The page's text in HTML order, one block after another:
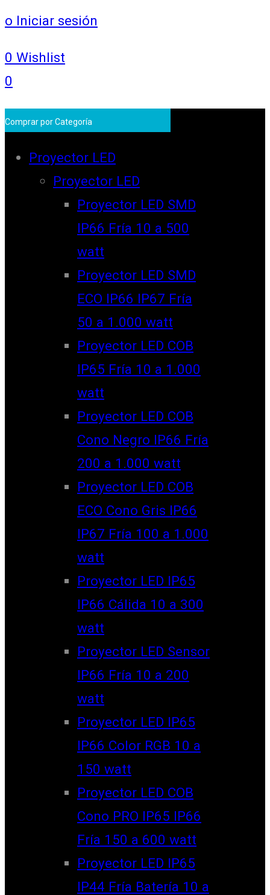
o Iniciar sesión
0 Wishlist
0
Comprar por Categoría
Proyector LED
Proyector LED
Proyector LED SMD
IP66 Fría 10 a 500
watt
Proyector LED SMD
ECO IP66 IP67 Fría
50 a 1.000 watt
Proyector LED COB
IP65 Fría 10 a 1.000
watt
Proyector LED COB
Cono Negro IP66 Fría
200 a 1.000 watt
Proyector LED COB
ECO Cono Gris IP66
IP67 Fría 100 a 1.000
watt
Proyector LED IP65
IP66 Cálida 10 a 300
watt
Proyector LED Sensor
IP66 Fría 10 a 200
watt
Proyector LED IP65
IP66 Color RGB 10 a
150 watt
Proyector LED COB
Cono PRO IP65 IP66
Fría 150 a 600 watt
Proyector LED IP65
IP44 Fría Batería 10 a